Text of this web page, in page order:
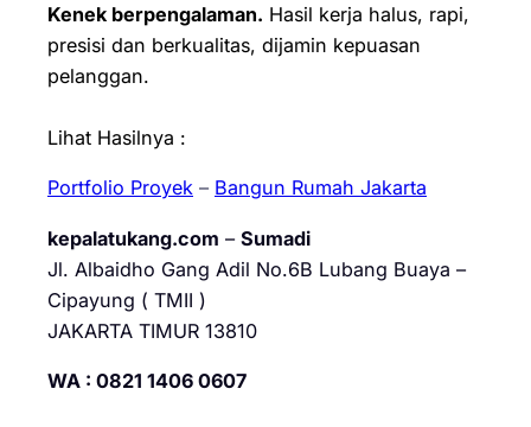
Kenek berpengalaman. Hasil kerja halus, rapi,
presisi dan berkualitas, dijamin kepuasan
pelanggan.
Lihat Hasilnya :
Portfolio Proyek – Bangun Rumah Jakarta
kepalatukang.com – Sumadi
Jl. Albaidho Gang Adil No.6B Lubang Buaya –
Cipayung ( TMII )
JAKARTA TIMUR 13810
WA : 0821 1406 0607